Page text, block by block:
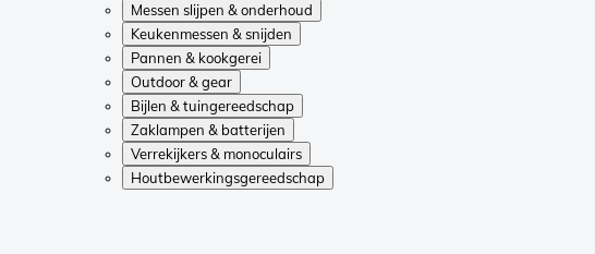
Messen slijpen & onderhoud
Keukenmessen & snijden
Pannen & kookgerei
Outdoor & gear
Bijlen & tuingereedschap
Zaklampen & batterijen
Verrekijkers & monoculairs
Houtbewerkingsgereedschap